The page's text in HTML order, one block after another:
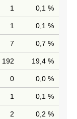
1 0,1 %
1 0,1 %
7 0,7 %
192 19,4 %
0 0,0 %
1 0,1 %
2 0,2 %